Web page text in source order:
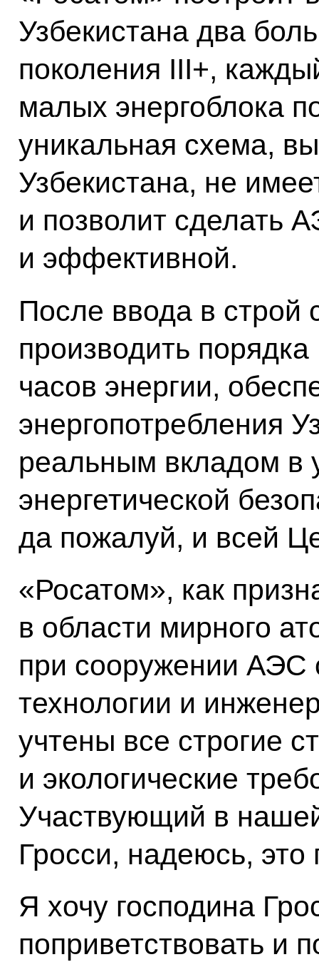
Узбекистана два
поколения III+,
малых энергоблока
уникальная схема,
Узбекистана, не
и позволит сделать
и эффективной.
После ввода в строй
производить
часов энергии,
энергопотребления
реальным вкладом в
энергетической
да пожалуй, и всей
«Росатом», как
в области мирного
при сооружении
технологии и
учтены все строгие
и экологические
Участвующий в
Гросси, надеюсь, это
Я хочу господина
поприветствовать и